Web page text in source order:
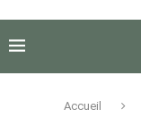
Accueil